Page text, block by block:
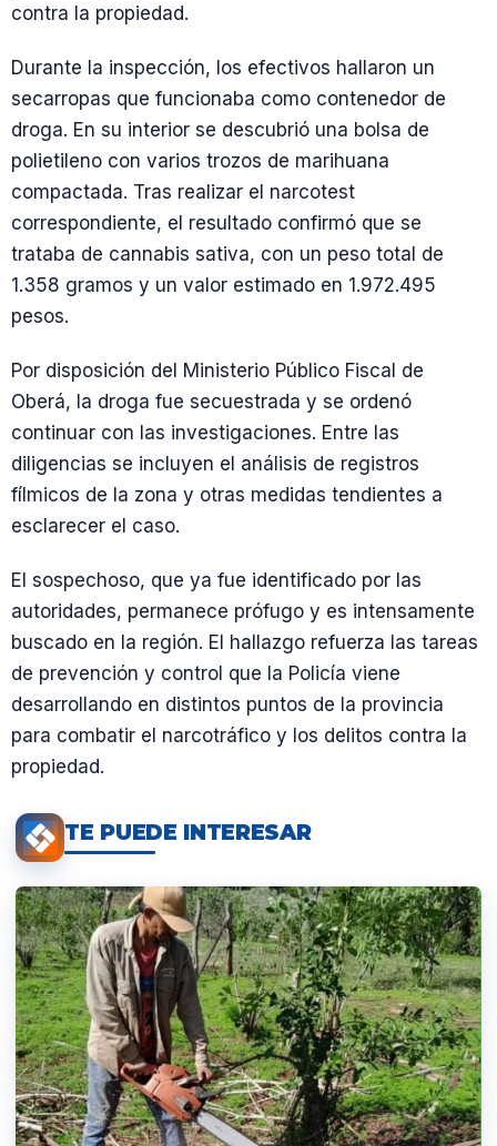
contra la propiedad.
Durante la inspección, los efectivos hallaron un
secarropas que funcionaba como contenedor de
droga. En su interior se descubrió una bolsa de
polietileno con varios trozos de marihuana
compactada. Tras realizar el narcotest
correspondiente, el resultado confirmó que se
trataba de cannabis sativa, con un peso total de
1.358 gramos y un valor estimado en 1.972.495
pesos.
Por disposición del Ministerio Público Fiscal de
Oberá, la droga fue secuestrada y se ordenó
continuar con las investigaciones. Entre las
diligencias se incluyen el análisis de registros
fílmicos de la zona y otras medidas tendientes a
esclarecer el caso.
El sospechoso, que ya fue identificado por las
autoridades, permanece prófugo y es intensamente
buscado en la región. El hallazgo refuerza las tareas
de prevención y control que la Policía viene
desarrollando en distintos puntos de la provincia
para combatir el narcotráfico y los delitos contra la
propiedad.
TE PUEDE INTERESAR